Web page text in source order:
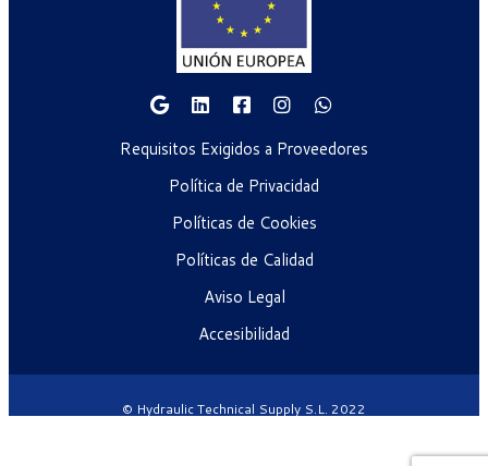
Requisitos Exigidos a Proveedores
Política de Privacidad
Políticas de Cookies
Políticas de Calidad
Aviso Legal
Accesibilidad
© Hydraulic Technical Supply S.L. 2022